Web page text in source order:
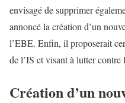
envisagé de supprimer
annoncé la création d’un
l’EBE. Enfin, il proposerait
de l’IS et visant à lutter contre
Création d’un